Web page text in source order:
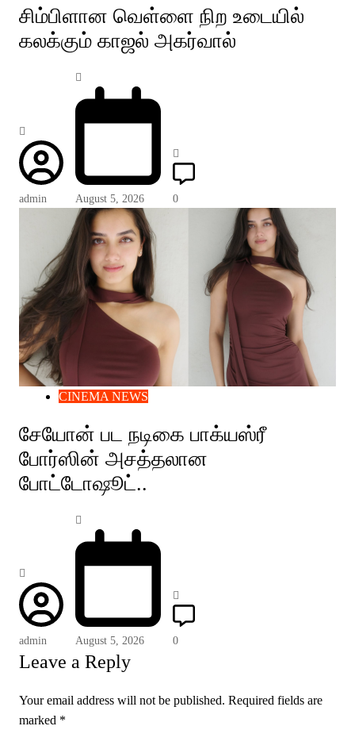
சிம்பிளான வெள்ளை நிற உடையில்
கலக்கும் காஜல் அகர்வால்
admin August 5, 2026 0
CINEMA NEWS
சேயோன் பட நடிகை பாக்யஸ்ரீ
போர்ஸின் அசத்தலான
போட்டோஷூட்..
admin August 5, 2026 0
Leave a Reply
Your email address will not be published. Required fields are
marked *